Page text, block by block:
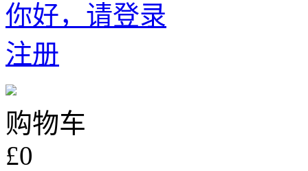
你好，请登录
注册
购物车
£0